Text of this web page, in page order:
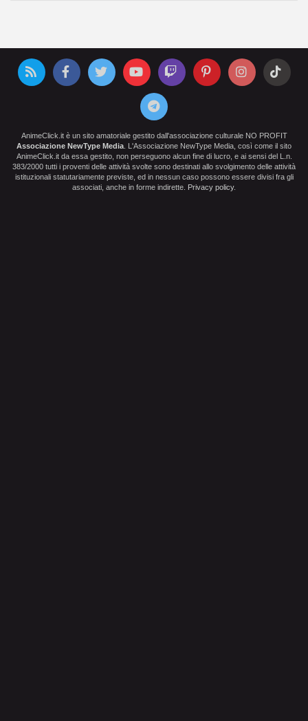
AnimeClick.it è un sito amatoriale gestito dall'associazione culturale NO PROFIT
Associazione NewType Media . L'Associazione NewType Media, così come il sito
AnimeClick.it da essa gestito, non perseguono alcun fine di lucro, e ai sensi del L.n.
383/2000 tutti i proventi delle attività svolte sono destinati allo svolgimento delle attività
istituzionali statutariamente previste, ed in nessun caso possono essere divisi fra gli
associati, anche in forme indirette.
Privacy policy.